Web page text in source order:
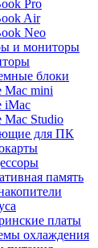
Pro
Air
Neo
и мониторы
блоки
Mac mini
iMac
Mac Studio
для ПК
память
платы
охлаждения